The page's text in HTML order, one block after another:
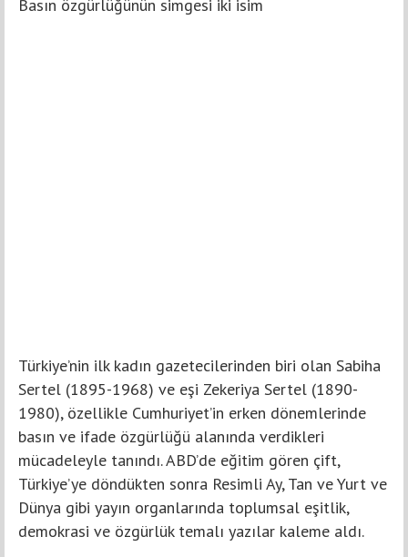
Basın özgürlüğünün simgesi iki isim
Türkiye’nin ilk kadın gazetecilerinden biri olan Sabiha
Sertel (1895-1968) ve eşi Zekeriya Sertel (1890-
1980), özellikle Cumhuriyet’in erken dönemlerinde
basın ve ifade özgürlüğü alanında verdikleri
mücadeleyle tanındı. ABD’de eğitim gören çift,
Türkiye’ye döndükten sonra Resimli Ay, Tan ve Yurt ve
Dünya gibi yayın organlarında toplumsal eşitlik,
demokrasi ve özgürlük temalı yazılar kaleme aldı.